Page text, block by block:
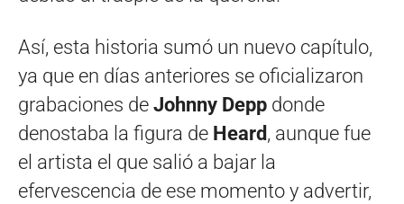
Así, esta historia sumó un nuevo capítulo,
ya que en días anteriores se oficializaron
grabaciones de Johnny Depp donde
denostaba la figura de Heard , aunque fue
el artista el que salió a bajar la
efervescencia de ese momento y advertir,